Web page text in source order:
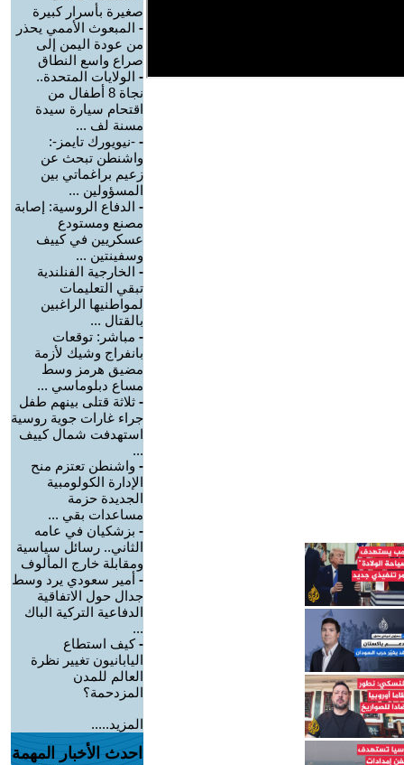
صغيرة بأسرار كبيرة
- المبعوث الأممي يحذر
من عودة اليمن إلى
صراع واسع النطاق
- الولايات المتحدة..
نجاة 8 أطفال من
اقتحام سيارة سيدة
مسنة لف ...
- -نيويورك تايمز-:
واشنطن تبحث عن
زعيم براغماتي بين
المسؤولين ...
- الدفاع الروسية: إصابة
مصنع ومستودع
عسكريين في كييف
وسفينتين ...
- الخارجية الفنلندية
تبقي التعليمات
لمواطنيها الراغبين
بالقتال ...
- مباشر: توقعات
بانفراج وشيك لأزمة
مضيق هرمز وسط
مساع دبلوماسي ...
- ثلاثة قتلى بينهم طفل
جراء غارات جوية روسية
استهدفت شمال كييف
...
- واشنطن تعتزم منح
الإدارة الكولومبية
الجديدة حزمة
مساعدات بقي ...
- بزشكيان في عامه
الثاني.. رسائل سياسية
ومقابلة خارج المألوف
- أمير سعودي يرد وسط
جدال حول الاتفاقية
الدفاعية التركية الباك
...
-كيف استطاع
اليابانيون تغيير نظرة
العالم للمدن
المزدحمة؟
المزيد.....
احدث الأخبار المهمة